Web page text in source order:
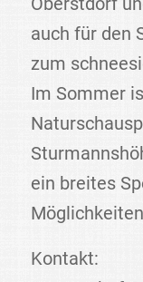
auch für den
zum
Im Sommer
ein breites
Kontakt: